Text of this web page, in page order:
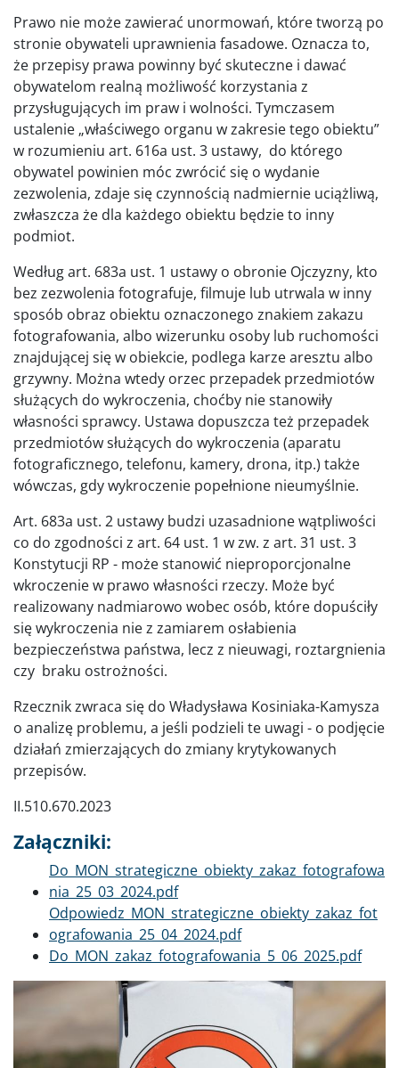
Prawo nie może zawierać unormowań, które tworzą po
stronie obywateli uprawnienia fasadowe. Oznacza to,
że przepisy prawa powinny być skuteczne i dawać
obywatelom realną możliwość korzystania z
przysługujących im praw i wolności. Tymczasem
ustalenie „właściwego organu w zakresie tego obiektu”
w rozumieniu art. 616a ust. 3 ustawy, do którego
obywatel powinien móc zwrócić się o wydanie
zezwolenia, zdaje się czynnością nadmiernie uciążliwą,
zwłaszcza że dla każdego obiektu będzie to inny
podmiot.
Według art. 683a ust. 1 ustawy o obronie Ojczyzny, kto
bez zezwolenia fotografuje, filmuje lub utrwala w inny
sposób obraz obiektu oznaczonego znakiem zakazu
fotografowania, albo wizerunku osoby lub ruchomości
znajdującej się w obiekcie, podlega karze aresztu albo
grzywny. Można wtedy orzec przepadek przedmiotów
służących do wykroczenia, choćby nie stanowiły
własności sprawcy. Ustawa dopuszcza też przepadek
przedmiotów służących do wykroczenia (aparatu
fotograficznego, telefonu, kamery, drona, itp.) także
wówczas, gdy wykroczenie popełnione nieumyślnie.
Art. 683a ust. 2 ustawy budzi uzasadnione wątpliwości
co do zgodności z art. 64 ust. 1 w zw. z art. 31 ust. 3
Konstytucji RP - może stanowić nieproporcjonalne
wkroczenie w prawo własności rzeczy. Może być
realizowany nadmiarowo wobec osób, które dopuściły
się wykroczenia nie z zamiarem osłabienia
bezpieczeństwa państwa, lecz z nieuwagi, roztargnienia
czy braku ostrożności.
Rzecznik zwraca się do Władysława Kosiniaka-Kamysza
o analizę problemu, a jeśli podzieli te uwagi - o podjęcie
działań zmierzających do zmiany krytykowanych
przepisów.
II.510.670.2023
Załączniki:
Dokument
Do_MON_strategiczne_obiekty_zakaz_fotografowa
nia_25_03_2024.pdf
Dokument
Odpowiedz_MON_strategiczne_obiekty_zakaz_fot
ografowania_25_04_2024.pdf
Dokument
Do_MON_zakaz_fotografowania_5_06_2025.pdf